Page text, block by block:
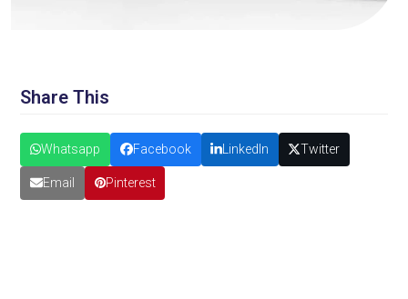
Share This
Whatsapp Facebook LinkedIn Twitter
Email Pinterest